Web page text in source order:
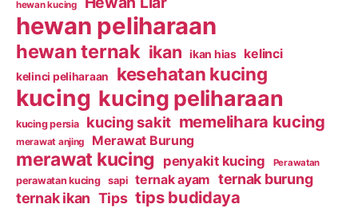
hewan kucing
hewan peliharaan
hewan ternak ikan ikan hias kelinci
kelinci peliharaan kesehatan kucing
kucing kucing peliharaan
kucing persia kucing sakit memelihara kucing
merawat anjing Merawat Burung
merawat kucing penyakit kucing Perawatan
perawatan kucing sapi ternak ayam ternak burung
ternak ikan Tips tips budidaya